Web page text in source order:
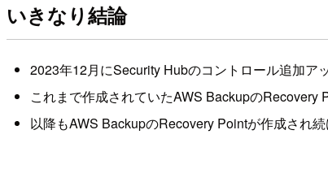
いきなり結論
2023年12月にSecurity Hubのコントロール追加ア
これまで作成されていたAWS BackupのRecovery
以降もAWS BackupのRecovery Pointが作成され